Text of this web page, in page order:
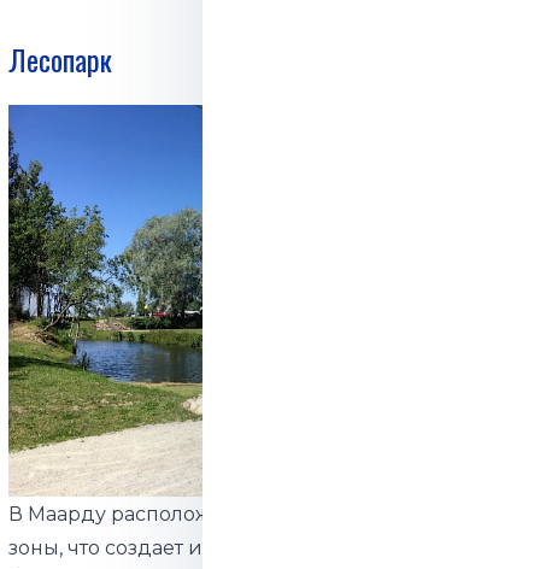
Лесопарк
В Маарду расположены разные парки и зеленые
зоны, что создает идеальные условия для отдыха.